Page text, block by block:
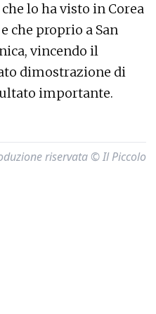
lo ha visto in Corea
che proprio a San
vincendo il
dimostrazione di
importante.
riservata © Il Piccolo